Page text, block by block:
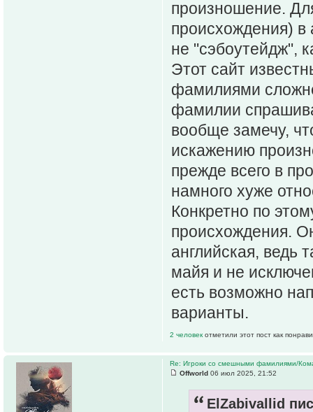
произношение.
происхождения) в
не "сэбоутейдж",
Этот сайт
фамилиями
фамилии
вообще замечу,
искажению
прежде всего в
намного хуже
Конкретно по
происхождения.
английская, ведь
майя и не
есть возможно
варианты.
2 человек отметили этот пост как
Re: Игроки со смешными фамилиями/
Offworld 06 июл 2025, 21:52
ElZabivallid